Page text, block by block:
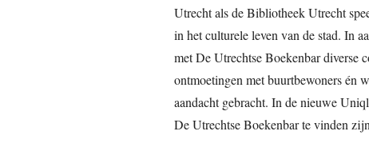
Utrecht als de Bibliotheek Utrecht
in het culturele leven van de stad. In
met De Utrechtse Boekenbar diverse
ontmoetingen met buurtbewoners én
aandacht gebracht. In de nieuwe
De Utrechtse Boekenbar te vinden